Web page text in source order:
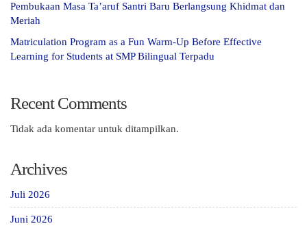
Pembukaan Masa Ta’aruf Santri Baru Berlangsung Khidmat dan
Meriah
Matriculation Program as a Fun Warm-Up Before Effective
Learning for Students at SMP Bilingual Terpadu
Recent Comments
Tidak ada komentar untuk ditampilkan.
Archives
Juli 2026
Juni 2026